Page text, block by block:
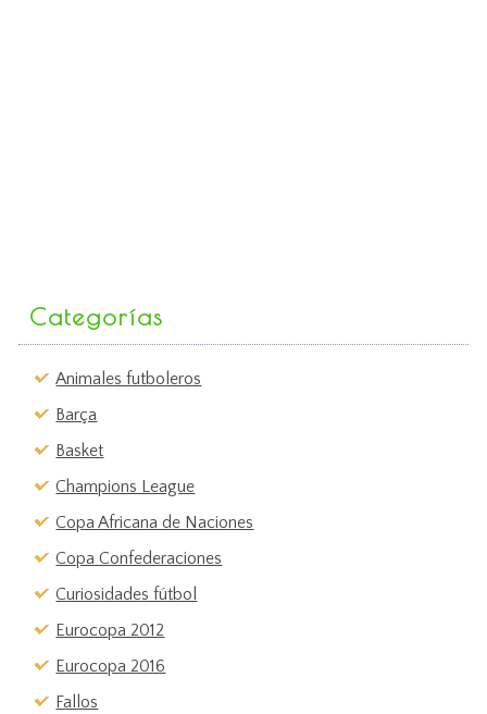
Categorías
Animales futboleros
Barça
Basket
Champions League
Copa Africana de Naciones
Copa Confederaciones
Curiosidades fútbol
Eurocopa 2012
Eurocopa 2016
Fallos